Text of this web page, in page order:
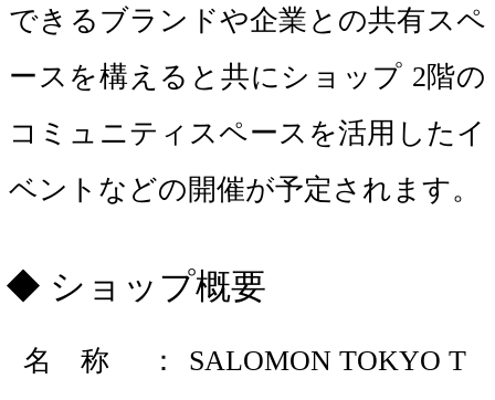
できるブランドや企業との共有スペ
ースを構えると共にショップ 2階の
コミュニティスペースを活用したイ
ベントなどの開催が予定されます。
ショップ概要
名 称
SALOMON TOKYO T